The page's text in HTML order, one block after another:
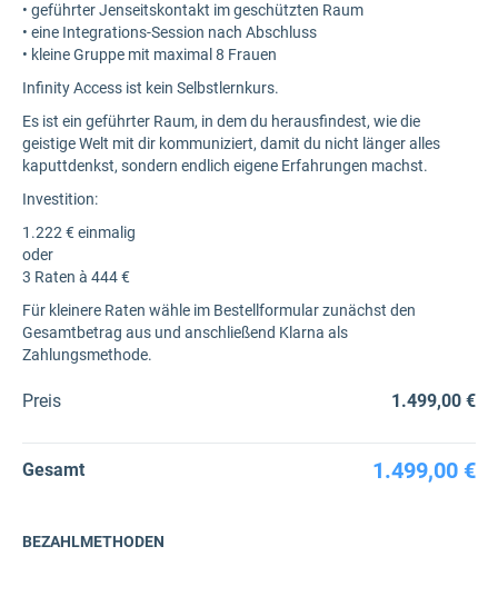
• geführter Jenseitskontakt im geschützten Raum
• eine Integrations-Session nach Abschluss
• kleine Gruppe mit maximal 8 Frauen
Infinity Access ist kein Selbstlernkurs.
Es ist ein geführter Raum, in dem du herausfindest, wie die
geistige Welt mit dir kommuniziert, damit du nicht länger alles
kaputtdenkst, sondern endlich eigene Erfahrungen machst.
Investition:
1.222 € einmalig
oder
3 Raten à 444 €
Für kleinere Raten wähle im Bestellformular zunächst den
Gesamtbetrag aus und anschließend Klarna als
Zahlungsmethode.
Preis 1.499,00 €
Gesamt 1.499,00 €
BEZAHLMETHODEN